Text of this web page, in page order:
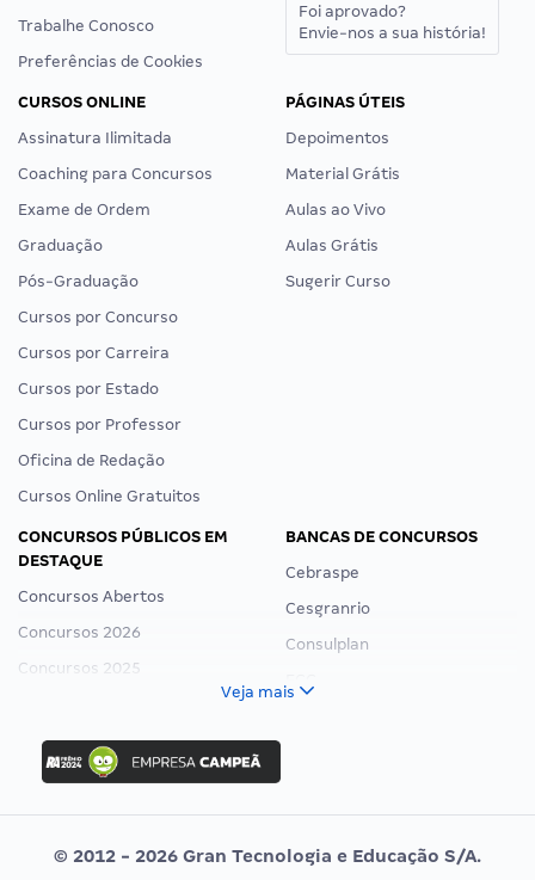
Trabalhe Conosco
Preferências de Cookies
Foi aprovado?
Envie-nos a sua história!
CURSOS ONLINE
Assinatura Ilimitada
Coaching para Concursos
Exame de Ordem
Graduação
Pós-Graduação
Cursos por Concurso
Cursos por Carreira
Cursos por Estado
Cursos por Professor
Oficina de Redação
Cursos Online Gratuitos
PÁGINAS ÚTEIS
Depoimentos
Material Grátis
Aulas ao Vivo
Aulas Grátis
Sugerir Curso
CONCURSOS PÚBLICOS EM
DESTAQUE
Concursos Abertos
Concursos 2026
Concursos 2025
Concurso Nacional Unificado
Concurso Ibama
Concurso MPU
Editais publicados
BANCAS DE CONCURSOS
Cebraspe
Cesgranrio
Consulplan
Vunesp
Veja mais
© 2012 - 2026 Gran Tecnologia e Educação S/A.